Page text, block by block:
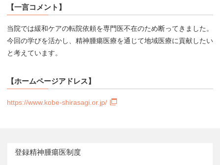
【一言コメント】
当院では緩和ケアの転院依頼を専門医不在のため断ってきました。
今回の学びを活かし、精神腫瘍医療を通じて地域医療に貢献したい
と考えています。
【ホームページアドレス】
https://www.kobe-shirasagi.or.jp/
登録精神腫瘍医制度